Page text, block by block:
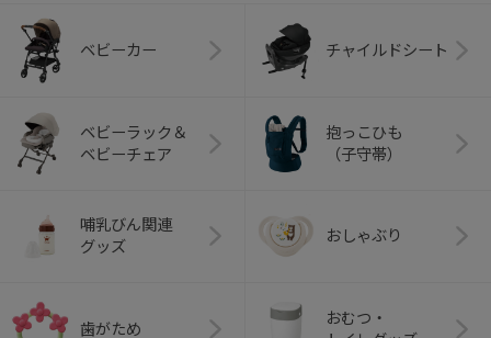
ベビーカー チャイルドシート
ベビーラック＆
ベビーチェア
抱っこひも
（子守帯）
哺乳びん関連
グッズ
おしゃぶり
歯がため
おむつ・